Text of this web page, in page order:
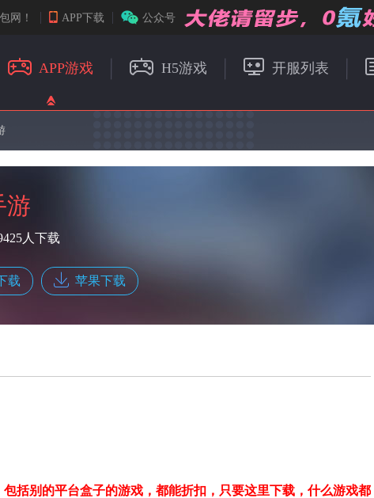
网！ APP下载 公众号
APP游戏 H5游戏 开服列表
游
人下载
载 苹果下载
括别的平台盒子的游戏，都能折扣，只要这里下载，什么游戏都